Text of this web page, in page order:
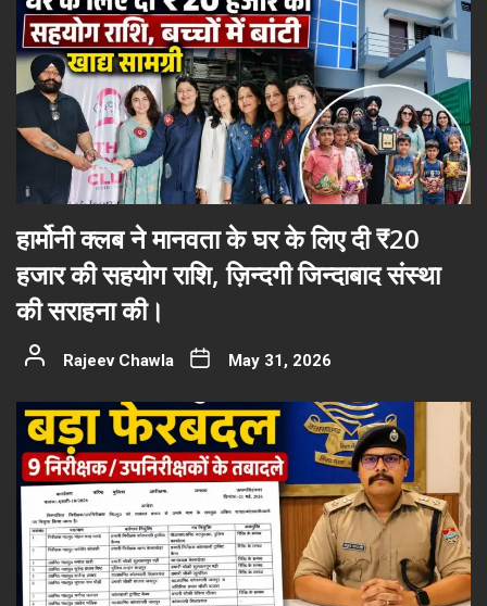
हार्मोनी क्लब ने मानवता के घर के लिए दी ₹20
हजार की सहयोग राशि, ज़िन्दगी जिन्दाबाद संस्था
की सराहना की।
Rajeev Chawla May 31, 2026